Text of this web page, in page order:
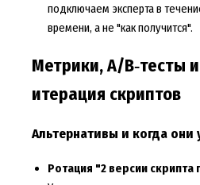
подключаем эксперта в
времени, а не "как получится".
Метрики, A/B‑тесты
итерация скриптов
Альтернативы и когда они
Ротация "2 версии